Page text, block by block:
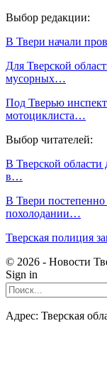
Выбор редакции:
В Твери начали
Для Тверской
мусорных…
Под Тверью
мотоциклиста…
Выбор читателей:
В Тверской области
в…
В Твери
похолодании…
Тверская полиция
© 2026 - Новости
Sign in
Адрес: Тверская